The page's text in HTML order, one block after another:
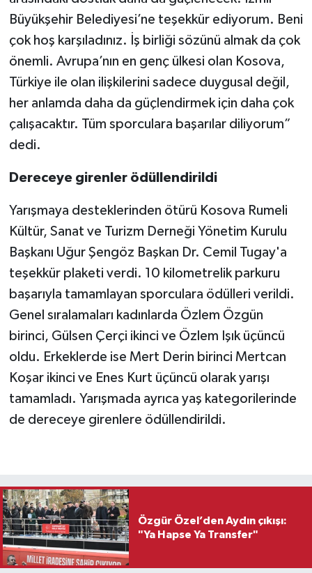
Büyükşehir Belediyesi’ne teşekkür ediyorum. Beni
çok hoş karşıladınız. İş birliği sözünü almak da çok
önemli. Avrupa’nın en genç ülkesi olan Kosova,
Türkiye ile olan ilişkilerini sadece duygusal değil,
her anlamda daha da güçlendirmek için daha çok
çalışacaktır. Tüm sporculara başarılar diliyorum”
dedi.
Dereceye girenler ödüllendirildi
Yarışmaya desteklerinden ötürü Kosova Rumeli
Kültür, Sanat ve Turizm Derneği Yönetim Kurulu
Başkanı Uğur Şengöz Başkan Dr. Cemil Tugay'a
teşekkür plaketi verdi. 10 kilometrelik parkuru
başarıyla tamamlayan sporculara ödülleri verildi.
Genel sıralamaları kadınlarda Özlem Özgün
birinci, Gülsen Çerçi ikinci ve Özlem Işık üçüncü
oldu. Erkeklerde ise Mert Derin birinci Mertcan
Koşar ikinci ve Enes Kurt üçüncü olarak yarışı
tamamladı. Yarışmada ayrıca yaş kategorilerinde
de dereceye girenlere ödüllendirildi.
Özgür Özel’den Aydın çıkışı:
"Ya Hapse Ya Transfer"